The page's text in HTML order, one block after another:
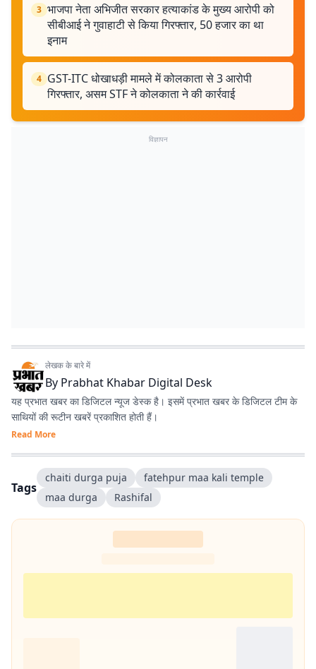
3 भाजपा नेता अभिजीत सरकार हत्याकांड के मुख्य आरोपी को
सीबीआई ने गुवाहाटी से किया गिरफ्तार, 50 हजार का था
इनाम
4 GST-ITC धोखाधड़ी मामले में कोलकाता से 3 आरोपी
गिरफ्तार, असम STF ने कोलकाता ने की कार्रवाई
विज्ञापन
लेखक के बारे में
By Prabhat Khabar Digital Desk
यह प्रभात खबर का डिजिटल न्यूज डेस्क है। इसमें प्रभात खबर के डिजिटल टीम के
साथियों की रूटीन खबरें प्रकाशित होती हैं।
Read More
Tags
chaiti durga puja
fatehpur maa kali temple
maa durga
Rashifal